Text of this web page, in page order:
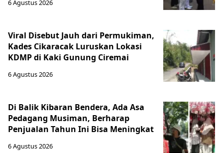
6 Agustus 2026
Viral Disebut Jauh dari Permukiman,
Kades Cikaracak Luruskan Lokasi
KDMP di Kaki Gunung Ciremai
6 Agustus 2026
Di Balik Kibaran Bendera, Ada Asa
Pedagang Musiman, Berharap
Penjualan Tahun Ini Bisa Meningkat
6 Agustus 2026